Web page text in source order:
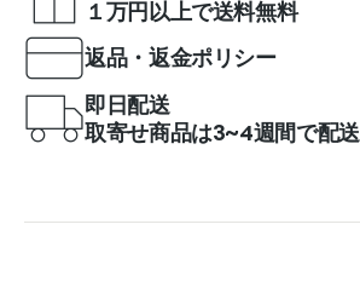
１万円以上で送料無料
返品・返金ポリシー
即日配送
取寄せ商品は3~4週間で配送